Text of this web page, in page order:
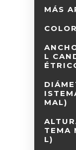
MÁS
L
MAL)
TEMA
L)